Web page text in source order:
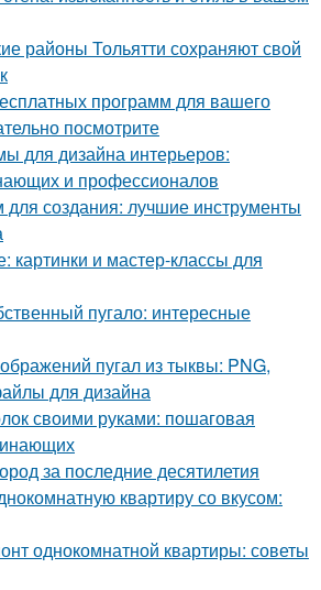
районы Тольятти сохраняют свой
программ для вашего
посмотрите
для дизайна интерьеров:
и профессионалов
создания: лучшие инструменты
картинки и мастер-классы для
пугало: интересные
пугал из тыквы: PNG,
для дизайна
своими руками: пошаговая
за последние десятилетия
квартиру со вкусом:
однокомнатной квартиры: советы